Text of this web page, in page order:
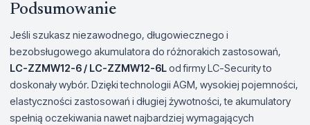
Podsumowanie
Jeśli szukasz niezawodnego, długowiecznego i
bezobsługowego akumulatora do różnorakich zastosowań,
LC-ZZMW12-6 / LC-ZZMW12-6Lod firmy LC-Security to
doskonały wybór. Dzięki technologii AGM, wysokiej pojemności,
elastyczności zastosowań i długiej żywotności, te akumulatory
spełnią oczekiwania nawet najbardziej wymagających